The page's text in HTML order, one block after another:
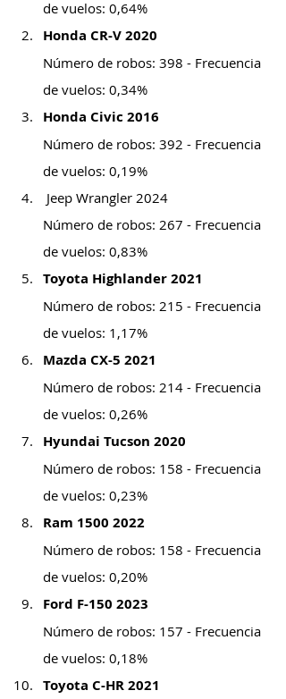
de vuelos: 0,64%
Honda CR-V 2020
Número de robos: 398 - Frecuencia
de vuelos: 0,34%
Honda Civic 2016
Número de robos: 392 - Frecuencia
de vuelos: 0,19%
Jeep Wrangler 2024
Número de robos: 267 - Frecuencia
de vuelos: 0,83%
Toyota Highlander 2021
Número de robos: 215 - Frecuencia
de vuelos: 1,17%
Mazda CX-5 2021
Número de robos: 214 - Frecuencia
de vuelos: 0,26%
Hyundai Tucson 2020
Número de robos: 158 - Frecuencia
de vuelos: 0,23%
Ram 1500 2022
Número de robos: 158 - Frecuencia
de vuelos: 0,20%
Ford F-150 2023
Número de robos: 157 - Frecuencia
de vuelos: 0,18%
Toyota C-HR 2021